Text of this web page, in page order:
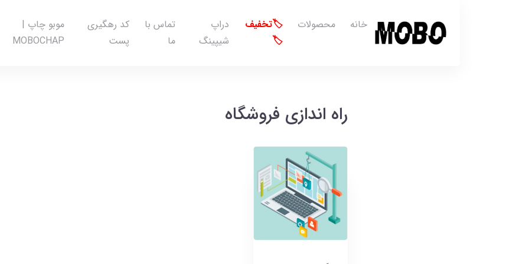
خانه محصولات
🏷️تخفیف
🏷️
دراپ
شیپینگ
تماس با
ما
کد رهگیری
پست
موبو چاپ |
MOBOCHAP
راه اندازی فروشگاه